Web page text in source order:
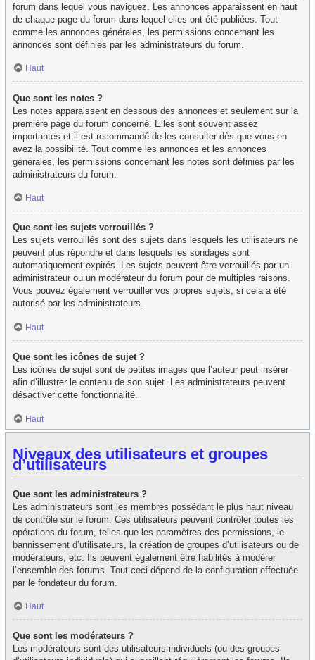
forum dans lequel vous naviguez. Les annonces apparaissent en haut
de chaque page du forum dans lequel elles ont été publiées. Tout
comme les annonces générales, les permissions concernant les
annonces sont définies par les administrateurs du forum.
Haut
Que sont les notes ?
Les notes apparaissent en dessous des annonces et seulement sur la
première page du forum concerné. Elles sont souvent assez
importantes et il est recommandé de les consulter dès que vous en
avez la possibilité. Tout comme les annonces et les annonces
générales, les permissions concernant les notes sont définies par les
administrateurs du forum.
Haut
Que sont les sujets verrouillés ?
Les sujets verrouillés sont des sujets dans lesquels les utilisateurs ne
peuvent plus répondre et dans lesquels les sondages sont
automatiquement expirés. Les sujets peuvent être verrouillés par un
administrateur ou un modérateur du forum pour de multiples raisons.
Vous pouvez également verrouiller vos propres sujets, si cela a été
autorisé par les administrateurs.
Haut
Que sont les icônes de sujet ?
Les icônes de sujet sont de petites images que l’auteur peut insérer
afin d’illustrer le contenu de son sujet. Les administrateurs peuvent
désactiver cette fonctionnalité.
Haut
Niveaux des utilisateurs et groupes
d’utilisateurs
Que sont les administrateurs ?
Les administrateurs sont les membres possédant le plus haut niveau
de contrôle sur le forum. Ces utilisateurs peuvent contrôler toutes les
opérations du forum, telles que les paramètres des permissions, le
bannissement d’utilisateurs, la création de groupes d’utilisateurs ou de
modérateurs, etc. Ils peuvent également être habilités à modérer
l’ensemble des forums. Tout ceci dépend de la configuration effectuée
par le fondateur du forum.
Haut
Que sont les modérateurs ?
Les modérateurs sont des utilisateurs individuels (ou des groupes